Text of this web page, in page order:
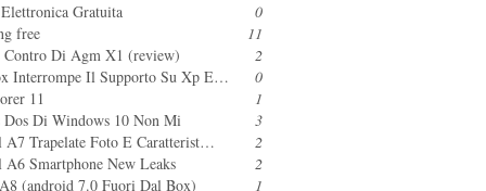
Gratuita
0
free
11
Contro Di Agm X1 (review)
2
Interrompe Il Supporto Su Xp E…
0
11
1
Di Windows 10 Non Mi
3
A7 Trapelate Foto E Caratterist…
2
A6 Smartphone New Leaks
2
(android 7.0 Fuori Dal Box)
1